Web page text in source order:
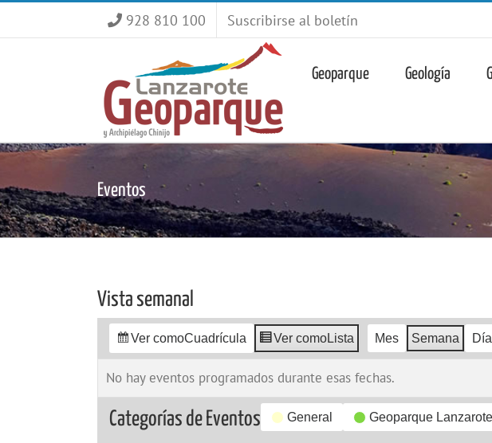
928 810 100 Suscribirse al boletín
Geoparque Geología
Eventos
Vista semanal
Ver comoCuadrícula Ver comoLista Mes Semana Día
No hay eventos programados durante esas fechas.
Categorías de Eventos General Geoparque Lanzarote